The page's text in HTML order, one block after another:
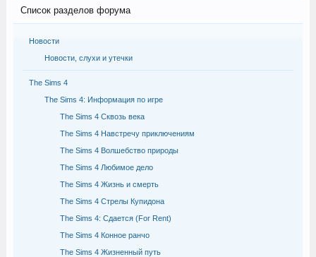
Список разделов форума
Новости
Новости, слухи и утечки
The Sims 4
The Sims 4: Информация по игре
The Sims 4 Сквозь века
The Sims 4 Навстречу приключениям
The Sims 4 Волшебство природы
The Sims 4 Любимое дело
The Sims 4 Жизнь и смерть
The Sims 4 Стрелы Купидона
The Sims 4: Сдается (For Rent)
The Sims 4 Конное ранчо
The Sims 4 Жизненный путь